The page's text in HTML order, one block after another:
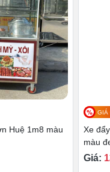
cấu xe bán
quan
Huệ 1m8 màu
GIÁ
Xe
màu
Giá: